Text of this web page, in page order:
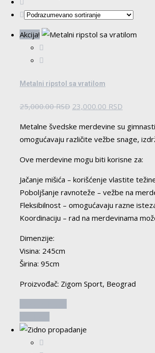
Akcija!
Metalni ripstol sa vratilom
25,000.00RSD Originalna
je
bila:
25,000.00 RSD.
23,000.00 RSD
je:
Metalne švedske merdevine su
omogućavaju različite vežbe snage,
Ove merdevine mogu biti korisne za:
Jačanje mišića – korišćenje vlastite
Poboljšanje ravnoteže – vežbe na
Fleksibilnost – omogućavaju razne
Koordinaciju – rad na merdevinama
Dimenzije:
Visina: 245cm
Širina: 95cm
Proizvođač: Zigom Sport, Beograd